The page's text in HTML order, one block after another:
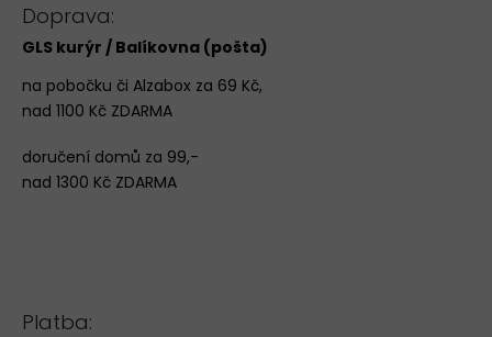
Doprava:
GLS kurýr / Balíkovna (pošta)
na pobočku či Alzabox za 69 Kč,
nad 1100 Kč ZDARMA
doručení domů za 99,-
nad 1300 Kč ZDARMA
Platba: